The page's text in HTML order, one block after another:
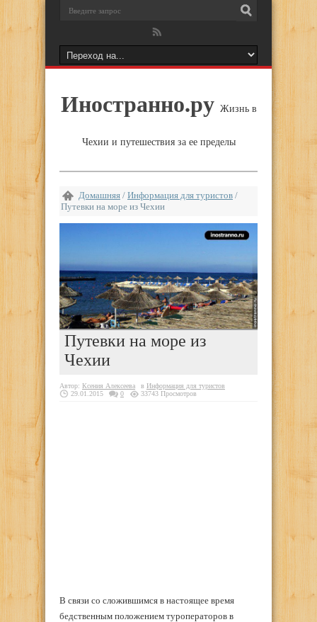
Иностранно.ру Жизнь в
Чехии и путешествия за ее пределы
Домашняя / Информация для туристов /
Путевки на море из Чехии
Путевки на море из
Чехии
Автор: Ксения Алексеева в Информация для туристов
29.01.2015
0 33743 Просмотров
В связи со сложившимся в настоящее время
бедственным положением туроператоров в